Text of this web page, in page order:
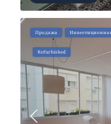
Продажа
Refurbished